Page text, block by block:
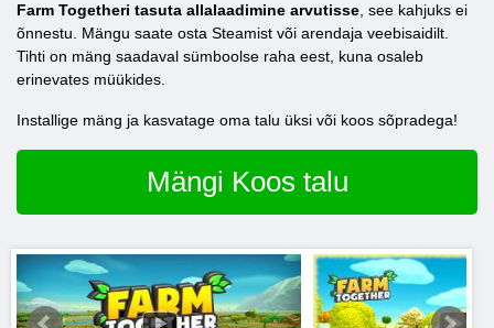
Farm Togetheri tasuta allalaadimine arvutisse , see kahjuks ei
õnnestu. Mängu saate osta Steamist või arendaja veebisaidilt.
Tihti on mäng saadaval sümboolse raha eest, kuna osaleb
erinevates müükides.
Installige mäng ja kasvatage oma talu üksi või koos sõpradega!
Mängi Koos talu